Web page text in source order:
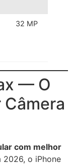
32 MP
— O
com melhor
2026, o iPhone